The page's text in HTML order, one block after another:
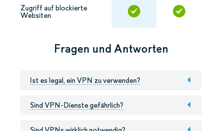
Zugriff auf blockierte
Websiten
Fragen und Antworten
Ist es legal, ein VPN zu verwenden?
Sind VPN-Dienste gefährlich?